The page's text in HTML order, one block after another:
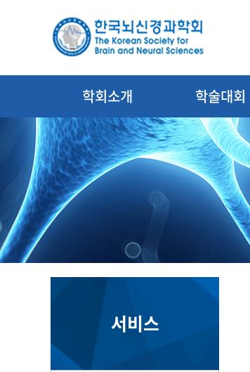
학회소개 학술대회
서비스